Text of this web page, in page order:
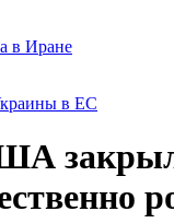
в Иране
в ЕС